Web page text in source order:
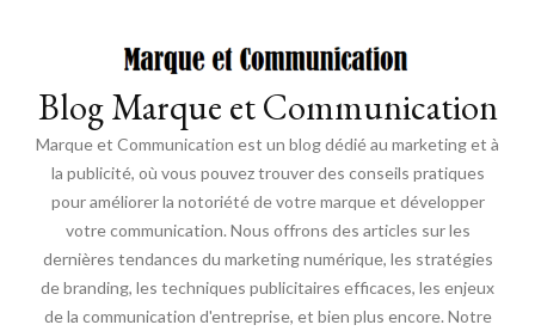
Blog Marque et Communication
Marque et Communication est un blog dédié au marketing et à
la publicité, où vous pouvez trouver des conseils pratiques
pour améliorer la notoriété de votre marque et développer
votre communication. Nous offrons des articles sur les
dernières tendances du marketing numérique, les stratégies
de branding, les techniques publicitaires efficaces, les enjeux
de la communication d'entreprise, et bien plus encore. Notre